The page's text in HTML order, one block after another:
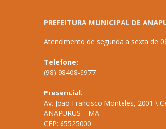
PREFEITURA MUNICIPAL DE
Atendimento de segunda a sexta de
Telefone:
(98) 98408-9977
Presencial:
Av. João Francisco Monteles, 2001 \
ANAPURUS – MA
CEP: 65525000